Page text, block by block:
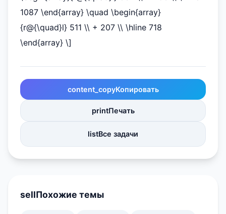
1087 \end{array} \quad \begin{array}
{r@{\quad}l} 511 \\ + 207 \\ \hline 718
\end{array} \]
content_copyКопировать
printПечать
listВсе задачи
sellПохожие темы